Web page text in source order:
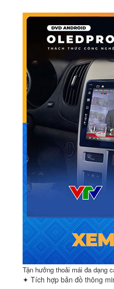
Tận hưởng thoải mái đa dạng
✦ Tích hợp bản đồ thông